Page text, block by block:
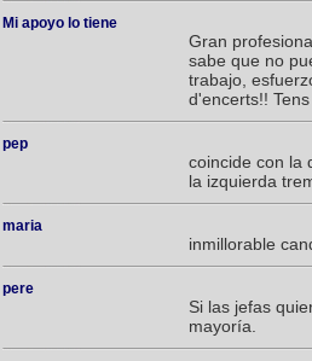
Mi apoyo lo tiene
Gran
sabe que no
trabajo,
d'encerts!!
pep
coincide con la
la izquierda
maria
inmillorable
pere
Si las jefas
mayoría.